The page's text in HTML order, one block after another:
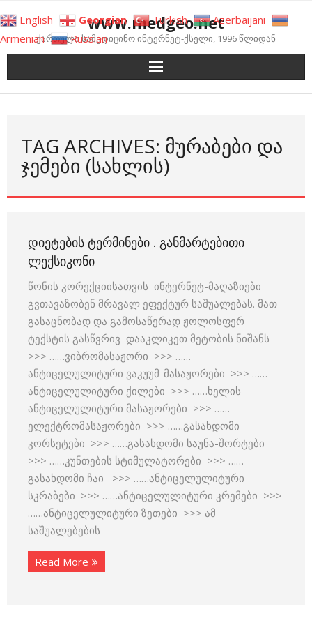
to
content
www.medgeo.net
ქართული სამედიცინო ინტერნეტ-ქსელი, 1996 წლიდან
TAG ARCHIVES: ᲛᲣᲠᲐᲑᲔᲑᲘ ᲓᲐ
ᲯᲔᲛᲔᲑᲘ (ᲡᲐᲮᲚᲘᲡ)
ᲓᲘᲔᲢᲔᲑᲘᲡ ᲢᲔᲠᲛᲘᲜᲔᲑᲘ . ᲒᲐᲜᲛᲐᲠᲢᲔᲑᲘᲗᲘ
ᲚᲔᲥᲡᲘᲙᲝᲜᲘ
წონის კორექციისათვის ინტერნეტ-მაღაზიები
გვთავაზობენ მრავალ ეფექტურ საშუალებას. მათ
გასაცნობად და გამოსაწერად ჟოლოსფერ
ტექსტის გასწვრივ დააკლიკეთ მეტობის ნიშანს
>>> ……ვიბრომასაჟორი >>> ……
ანტიცელულიტური ვაკუუმ-მასაჟორები >>> ……
ანტიცელულიტური ქილები >>> ……ხელის
ანტიცელულიტური მასაჟორები >>> ……
ელექტრომასაჟორები >>> ……გასახდომი
კორსეტები >>> ……გასახდომი საუნა-შორტები
>>> ……კუნთების სტიმულატორები >>> ……
გასახდომი ჩაი >>> ……ანტიცელულიტური
სკრაბები >>> ……ანტიცელულიტური კრემები >>>
……ანტიცელულიტური ზეთები >>> ამ
საშუალებების
Read More
English Georgian Turkish
Azerbaijani
Armenian
Russian